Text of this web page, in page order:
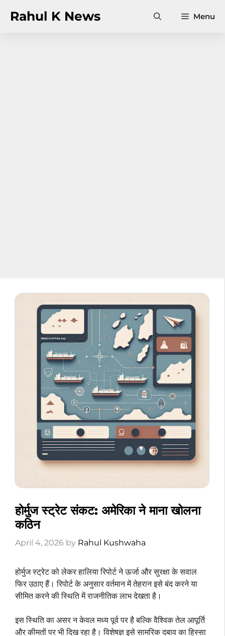
Rahul K News Menu
होर्मुज स्ट्रेट संकट: अमेरिका ने माना खोलना
कठिन
April 4, 2026 by Rahul Kushwaha
होर्मुज स्ट्रेट को लेकर हालिया रिपोर्ट ने ऊर्जा और सुरक्षा के सवाल
फिर उठाए हैं। रिपोर्ट के अनुसार वर्तमान में तेहरान इसे बंद करने या
सीमित करने की स्थिति में राजनीतिक लाभ देखता है।
इस स्थिति का असर न केवल मध्य पूर्व पर है बल्कि वैश्विक तेल आपूर्ति
और कीमतों पर भी दिख रहा है। विशेषज्ञ इसे सामरिक दबाव का हिस्सा